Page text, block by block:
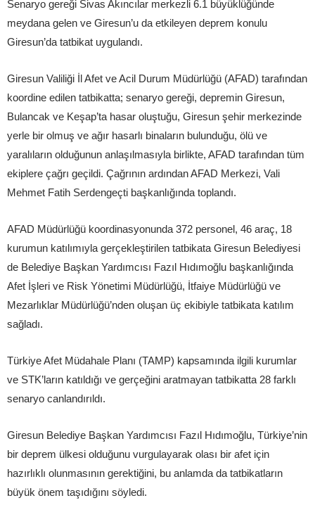
Senaryo gereği Sivas Akıncılar merkezli 6.1 büyüklüğünde
meydana gelen ve Giresun’u da etkileyen deprem konulu
Giresun’da tatbikat uygulandı.
Giresun Valiliği İl Afet ve Acil Durum Müdürlüğü (AFAD) tarafından
koordine edilen tatbikatta; senaryo gereği, depremin Giresun,
Bulancak ve Keşap’ta hasar oluştuğu, Giresun şehir merkezinde
yerle bir olmuş ve ağır hasarlı binaların bulunduğu, ölü ve
yaralıların olduğunun anlaşılmasıyla birlikte, AFAD tarafından tüm
ekiplere çağrı geçildi. Çağrının ardından AFAD Merkezi, Vali
Mehmet Fatih Serdengeçti başkanlığında toplandı.
AFAD Müdürlüğü koordinasyonunda 372 personel, 46 araç, 18
kurumun katılımıyla gerçekleştirilen tatbikata Giresun Belediyesi
de Belediye Başkan Yardımcısı Fazıl Hıdımoğlu başkanlığında
Afet İşleri ve Risk Yönetimi Müdürlüğü, İtfaiye Müdürlüğü ve
Mezarlıklar Müdürlüğü’nden oluşan üç ekibiyle tatbikata katılım
sağladı.
Türkiye Afet Müdahale Planı (TAMP) kapsamında ilgili kurumlar
ve STK’ların katıldığı ve gerçeğini aratmayan tatbikatta 28 farklı
senaryo canlandırıldı.
Giresun Belediye Başkan Yardımcısı Fazıl Hıdımoğlu, Türkiye’nin
bir deprem ülkesi olduğunu vurgulayarak olası bir afet için
hazırlıklı olunmasının gerektiğini, bu anlamda da tatbikatların
büyük önem taşıdığını söyledi.